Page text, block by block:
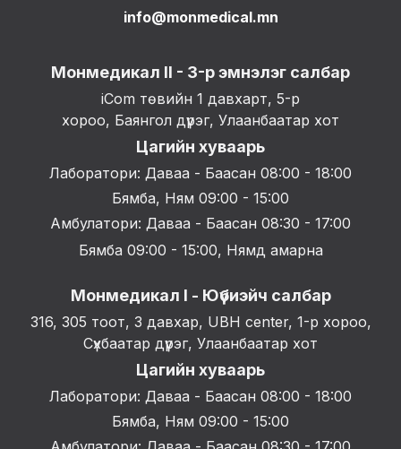
info@monmedical.mn
Монмедикал II - 3-р эмнэлэг салбар
iCom төвийн 1 давхарт, 5-р
хороо, Баянгол дүүрэг, Улаанбаатар хот
Цагийн хуваарь
Лаборатори: Даваа - Баасан 08:00 - 18:00
Бямба, Ням 09:00 - 15:00
Амбулатори: Даваа - Баасан 08:30 - 17:00
Бямба 09:00 - 15:00, Нямд амарна
Монмедикал I - Юүбиэйч салбар
316, 305 тоот, 3 давхар, UBH center, 1-р хороо,
Сүхбаатар дүүрэг, Улаанбаатар хот
Цагийн хуваарь
Лаборатори: Даваа - Баасан 08:00 - 18:00
Бямба, Ням 09:00 - 15:00